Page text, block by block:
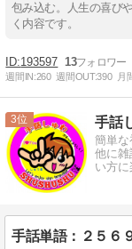
包み込む。人生の喜び
く内容です。
193597 13
週間IN:260 週間OUT:390 月
3 手話
簡単な
他に雑
い方
手話単語：２５６